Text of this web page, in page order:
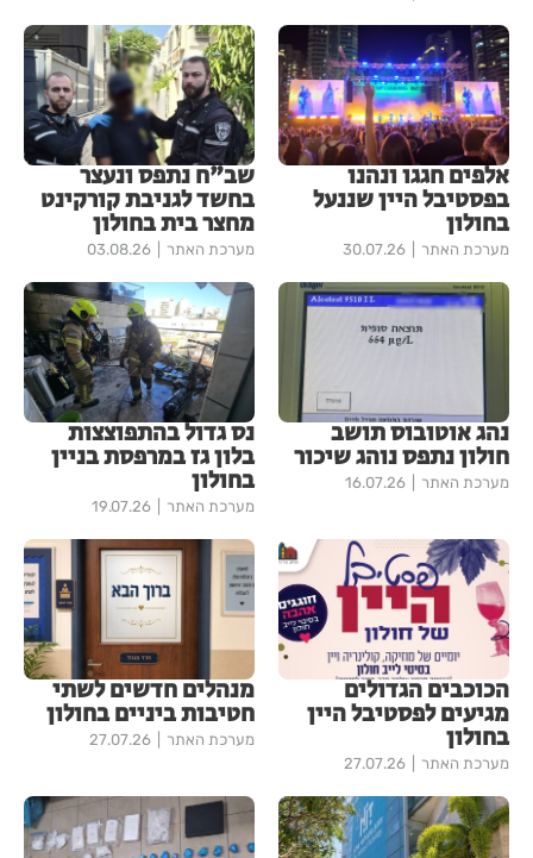
אלפים חגגו ונהנו
בפסטיבל היין שננעל
בחולון
מערכת האתר 30.07.26
שב"ח נתפס ונעצר
בחשד לגניבת קורקינט
מחצר בית בחולון
מערכת האתר 03.08.26
נהג אוטובוס תושב
חולון נתפס נוהג שיכור
מערכת האתר 16.07.26
נס גדול בהתפוצצות
בלון גז במרפסת בניין
בחולון
מערכת האתר 19.07.26
הכוכבים הגדולים
מגיעים לפסטיבל היין
בחולון
מערכת האתר 27.07.26
מנהלים חדשים לשתי
חטיבות ביניים בחולון
מערכת האתר 27.07.26